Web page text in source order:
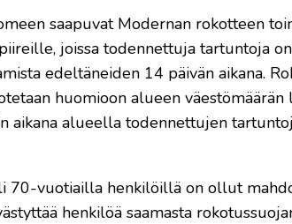
saapuvat Modernan rokotteen
joissa todennettuja tartuntoja
edeltäneiden 14 päivän aikana.
huomioon alueen väestömäärän
aikana alueella todennettujen
70-vuotiailla henkilöillä on ollut
henkilöä saamasta